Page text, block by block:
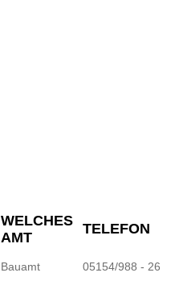
WELCHES
AMT
TELEFON
Bauamt
05154/988 - 26